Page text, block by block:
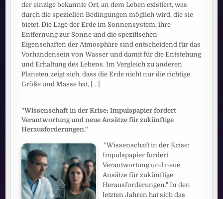
der einzige bekannte Ort, an dem Leben existiert, was
durch die speziellen Bedingungen möglich wird, die sie
bietet. Die Lage der Erde im Sonnensystem, ihre
Entfernung zur Sonne und die spezifischen
Eigenschaften der Atmosphäre sind entscheidend für das
Vorhandensein von Wasser und damit für die Entstehung
und Erhaltung des Lebens. Im Vergleich zu anderen
Planeten zeigt sich, dass die Erde nicht nur die richtige
Größe und Masse hat, [...]
"Wissenschaft in der Krise: Impulspapier fordert
Verantwortung und neue Ansätze für zukünftige
Herausforderungen."
"Wissenschaft in der Krise:
Impulspapier fordert
Verantwortung und neue
Ansätze für zukünftige
Herausforderungen." In den
letzten Jahren hat sich das